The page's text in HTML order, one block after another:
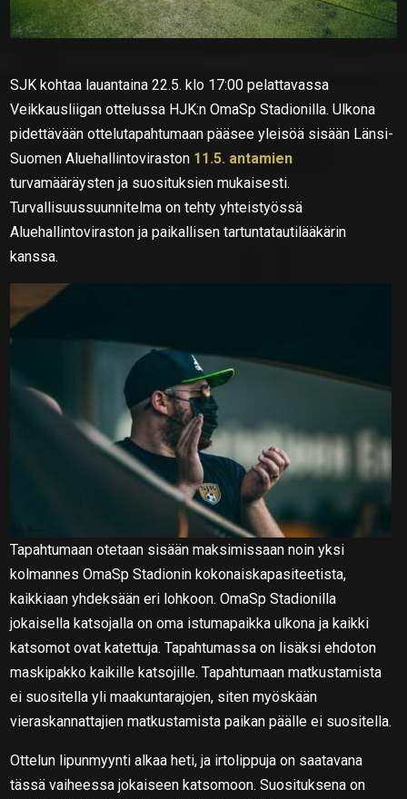
SJK kohtaa lauantaina 22.5. klo 17:00 pelattavassa
Veikkausliigan ottelussa HJK:n OmaSp Stadionilla. Ulkona
pidettävään ottelutapahtumaan pääsee yleisöä sisään Länsi-
Suomen Aluehallintoviraston 11.5. antamien
turvamääräysten ja suosituksien mukaisesti.
Turvallisuussuunnitelma on tehty yhteistyössä
Aluehallintoviraston ja paikallisen tartuntatautilääkärin
kanssa.
Tapahtumaan otetaan sisään maksimissaan noin yksi
kolmannes OmaSp Stadionin kokonaiskapasiteetista,
kaikkiaan yhdeksään eri lohkoon. OmaSp Stadionilla
jokaisella katsojalla on oma istumapaikka ulkona ja kaikki
katsomot ovat katettuja. Tapahtumassa on lisäksi ehdoton
maskipakko kaikille katsojille. Tapahtumaan matkustamista
ei suositella yli maakuntarajojen, siten myöskään
vieraskannattajien matkustamista paikan päälle ei suositella.
Ottelun lipunmyynti alkaa heti, ja irtolippuja on saatavana
tässä vaiheessa jokaiseen katsomoon. Suosituksena on